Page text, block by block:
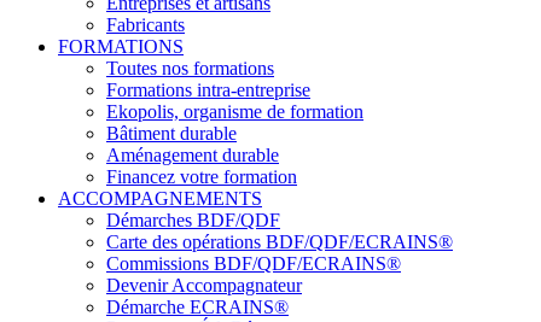
Fabricants
FORMATIONS
Toutes nos formations
Formations intra-entreprise
Ekopolis, organisme de formation
Bâtiment durable
Aménagement durable
Financez votre formation
ACCOMPAGNEMENTS
Démarches BDF/QDF
Carte des opérations BDF/QDF/ECRAINS®
Commissions BDF/QDF/ECRAINS®
Devenir Accompagnateur
Démarche ECRAINS®